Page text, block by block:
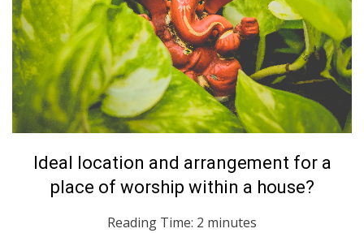
Posted
on
January 24, 2024
English
Ideal location and arrangement for a
place of worship within a house?
Reading Time: 2 minutes